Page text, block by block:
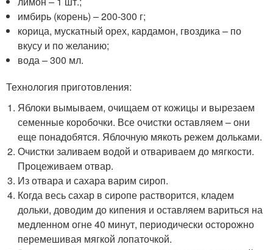
имбирь (корень) – 200-300 г;
корица, мускатный орех, кардамон, гвоздика – по
вкусу и по желанию;
вода – 300 мл.
Технология приготовления:
Яблоки вымываем, очищаем от кожицы и вырезаем
семенные коробочки. Все очистки оставляем – они
еще понадобятся. Яблочную мякоть режем дольками.
Очистки заливаем водой и отвариваем до мягкости.
Процеживаем отвар.
Из отвара и сахара варим сироп.
Когда весь сахар в сиропе растворится, кладем
дольки, доводим до кипения и оставляем вариться на
медленном огне 40 минут, периодически осторожно
перемешивая мягкой лопаточкой.